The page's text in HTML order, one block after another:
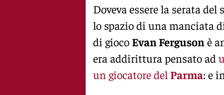
Doveva essere la serata
lo spazio di una manciata
di giocoEvan Fergusonè
era addirittura pensato ad
un giocatore del Parma: e